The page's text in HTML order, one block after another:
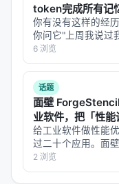
[cs.LG]. https://
2. Doob, J. L.
Wiley.
3. Li, Z., et al.
Parametric
2021.
4. Kovachki, N.,
Learning Maps
token完成所有记
你有没有这样的经
你问它"上周我说过
天记录——但翻记录
token。 每次它要"
提取、检索过去的
6 浏览
话题
面壁
业软件，把「性
给工业软件做性能
过二十个应用。面
这件事压到了一周
OpenBMB 开源社
2 浏览